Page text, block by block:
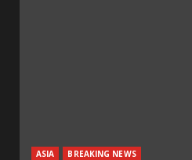
ASIA BREAKING NEWS